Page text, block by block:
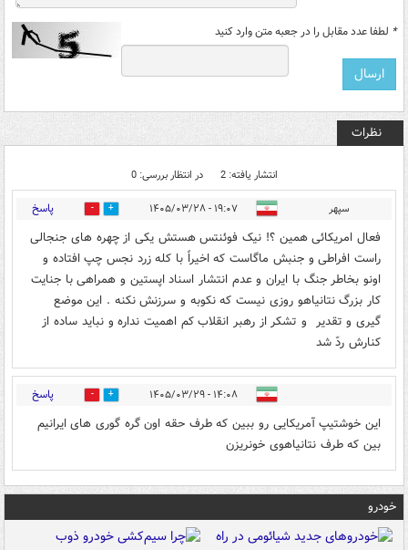
* لطفا عدد مقابل را در جعبه متن وارد کنید
نظرات
انتشار یافته: 2 در انتظار بررسی: 0
سپهر ۱۹:۰۷ - ۱۴۰۵/۰۳/۲۸ 2 پاسخ
فعال امریکائی همین ؟! نیک فوئنتس هستش یکی از چهره های جنجالی
راست افراطی و جنبش ماگاست که اخیراً با کله زرد نجس چپ افتاده و
اونو بخاطر جنگ با ایران و عدم انتشار اسناد اپستین و همراهی با جنایت
کار بزرگ نتانیاهو روزی نیست که نکوبه و سرزنش نکنه . این موضع
گیری و تقدیر ‌ و تشکر از رهبر انقلاب کم اهمیت نداره و نباید ساده از
کنارش ردّ شد
۱۴:۰۸ - ۱۴۰۵/۰۳/۲۹ 1 پاسخ
این خوشتیپ آمریکایی رو ببین که طرف حقه اون گره گوری های ایرانیم
بین که طرف نتانیاهوی خونریزن
خودرو